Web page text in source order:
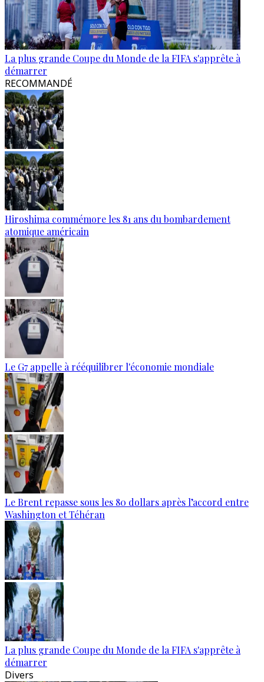
La plus grande Coupe du Monde de la FIFA s'apprête à
démarrer
RECOMMANDÉ
Hiroshima commémore les 81 ans du bombardement
atomique américain
Le G7 appelle à rééquilibrer l'économie mondiale
Le Brent repasse sous les 80 dollars après l’accord entre
Washington et Téhéran
La plus grande Coupe du Monde de la FIFA s'apprête à
démarrer
Divers